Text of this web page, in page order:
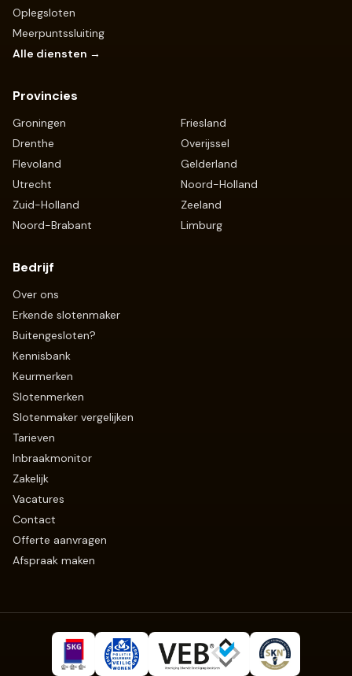
Oplegsloten
Meerpuntssluiting
Alle diensten →
Provincies
Groningen
Friesland
Drenthe
Overijssel
Flevoland
Gelderland
Utrecht
Noord-Holland
Zuid-Holland
Zeeland
Noord-Brabant
Limburg
Bedrijf
Over ons
Erkende slotenmaker
Buitengesloten?
Kennisbank
Keurmerken
Slotenmerken
Slotenmaker vergelijken
Tarieven
Inbraakmonitor
Zakelijk
Vacatures
Contact
Offerte aanvragen
Afspraak maken